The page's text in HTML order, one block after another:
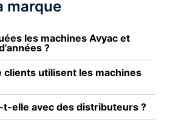
marque
les machines Avyac et
?
clients utilisent les machines
t-elle avec des distributeurs ?